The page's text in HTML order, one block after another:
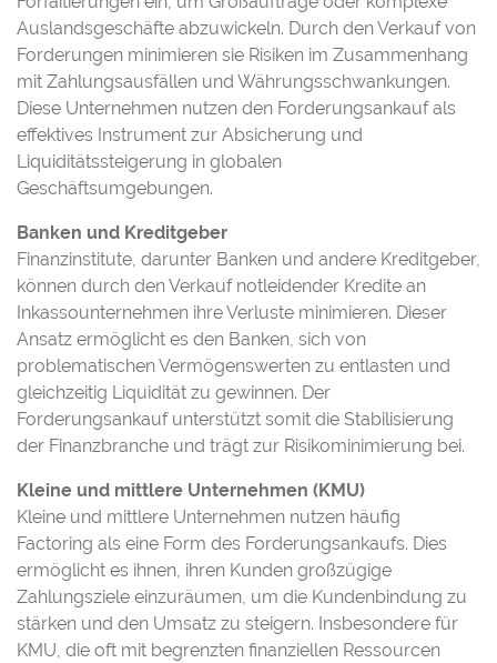
Auslandsgeschäfte abzuwickeln. Durch den Verkauf von
Forderungen minimieren sie Risiken im Zusammenhang
mit Zahlungsausfällen und Währungsschwankungen.
Diese Unternehmen nutzen den Forderungsankauf als
effektives Instrument zur Absicherung und
Liquiditätssteigerung in globalen
Geschäftsumgebungen.
Banken und Kreditgeber
Finanzinstitute, darunter Banken und andere Kreditgeber,
können durch den Verkauf notleidender Kredite an
Inkassounternehmen ihre Verluste minimieren. Dieser
Ansatz ermöglicht es den Banken, sich von
problematischen Vermögenswerten zu entlasten und
gleichzeitig Liquidität zu gewinnen. Der
Forderungsankauf unterstützt somit die Stabilisierung
der Finanzbranche und trägt zur Risikominimierung bei.
Kleine und mittlere Unternehmen (KMU)
Kleine und mittlere Unternehmen nutzen häufig
Factoring als eine Form des Forderungsankaufs. Dies
ermöglicht es ihnen, ihren Kunden großzügige
Zahlungsziele einzuräumen, um die Kundenbindung zu
stärken und den Umsatz zu steigern. Insbesondere für
KMU, die oft mit begrenzten finanziellen Ressourcen